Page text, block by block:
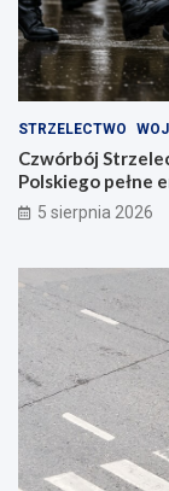
STRZELECTWO
Czwórbój
Polskiego pełne
5 sierpnia 2026